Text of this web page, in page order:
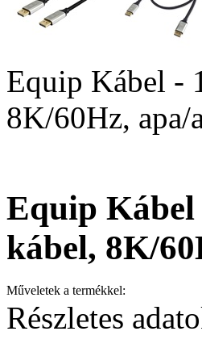
Equip Kábel -
8K/60Hz, apa/
Equip Kábel
kábel, 8K/
Műveletek a termékkel:
Részletes